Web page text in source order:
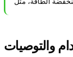
والتوصيات